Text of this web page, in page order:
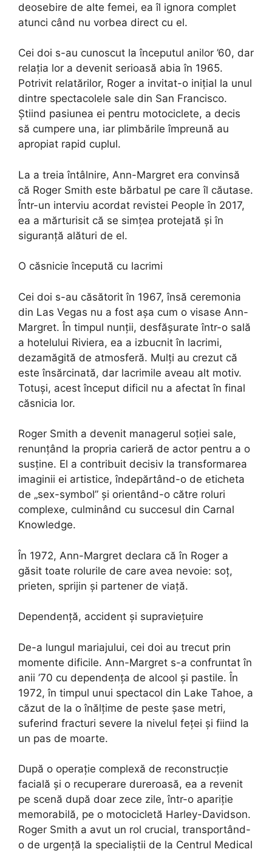
deosebire de alte femei, ea îl ignora complet
atunci când nu vorbea direct cu el.
Cei doi s-au cunoscut la începutul anilor ’60, dar
relația lor a devenit serioasă abia în 1965.
Potrivit relatărilor, Roger a invitat-o inițial la unul
dintre spectacolele sale din San Francisco.
Știind pasiunea ei pentru motociclete, a decis
să cumpere una, iar plimbările împreună au
apropiat rapid cuplul.
La a treia întâlnire, Ann-Margret era convinsă
că Roger Smith este bărbatul pe care îl căutase.
Într-un interviu acordat revistei People în 2017,
ea a mărturisit că se simțea protejată și în
siguranță alături de el.
O căsnicie începută cu lacrimi
Cei doi s-au căsătorit în 1967, însă ceremonia
din Las Vegas nu a fost așa cum o visase Ann-
Margret. În timpul nunții, desfășurate într-o sală
a hotelului Riviera, ea a izbucnit în lacrimi,
dezamăgită de atmosferă. Mulți au crezut că
este însărcinată, dar lacrimile aveau alt motiv.
Totuși, acest început dificil nu a afectat în final
căsnicia lor.
Roger Smith a devenit managerul soției sale,
renunțând la propria carieră de actor pentru a o
susține. El a contribuit decisiv la transformarea
imaginii ei artistice, îndepărtând-o de eticheta
de „sex-symbol” și orientând-o către roluri
complexe, culminând cu succesul din Carnal
Knowledge.
În 1972, Ann-Margret declara că în Roger a
găsit toate rolurile de care avea nevoie: soț,
prieten, sprijin și partener de viață.
Dependență, accident și supraviețuire
De-a lungul mariajului, cei doi au trecut prin
momente dificile. Ann-Margret s-a confruntat în
anii ’70 cu dependența de alcool și pastile. În
1972, în timpul unui spectacol din Lake Tahoe, a
căzut de la o înălțime de peste șase metri,
suferind fracturi severe la nivelul feței și fiind la
un pas de moarte.
După o operație complexă de reconstrucție
facială și o recuperare dureroasă, ea a revenit
pe scenă după doar zece zile, într-o apariție
memorabilă, pe o motocicletă Harley-Davidson.
Roger Smith a avut un rol crucial, transportând-
o de urgență la specialiștii de la Centrul Medical